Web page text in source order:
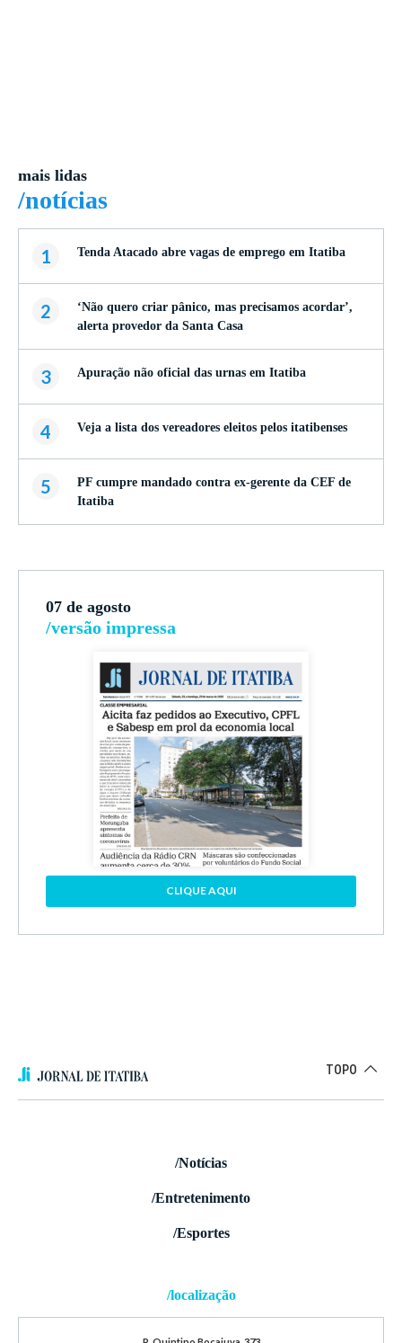
mais lidas
/notícias
1 Tenda Atacado abre vagas de emprego em Itatiba
2
‘Não quero criar pânico, mas precisamos acordar’,
alerta provedor da Santa Casa
3 Apuração não oficial das urnas em Itatiba
4 Veja a lista dos vereadores eleitos pelos itatibenses
5
PF cumpre mandado contra ex-gerente da CEF de
Itatiba
07 de agosto
/versão impressa
CLIQUE AQUI
TOPO
/Notícias
/Entretenimento
/Esportes
/localização